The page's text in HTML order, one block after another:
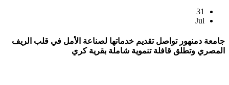
31
Jul
جامعة دمنهور تواصل تقديم خدماتها لصناعة الأمل في قلب الريف
المصري وتطلق قافلة تنموية شاملة بقرية كري